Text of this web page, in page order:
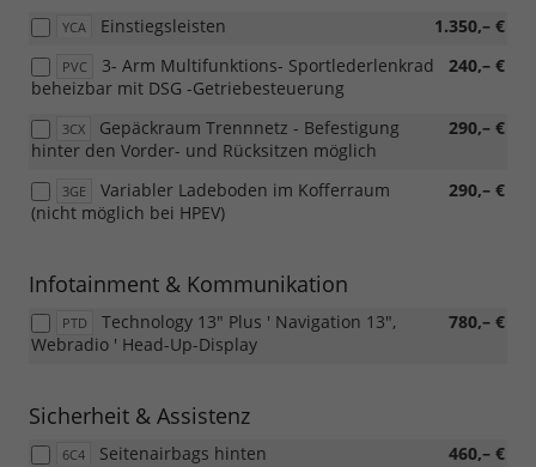
YCA 1.350,– €
Einstiegsleisten
PVC 240,– €
3- Arm Multifunktions- Sportlederlenkrad
beheizbar mit DSG -Getriebesteuerung
3CX 290,– €
Gepäckraum Trennnetz - Befestigung
hinter den Vorder- und Rücksitzen möglich
3GE 290,– €
Variabler Ladeboden im Kofferraum
(nicht möglich bei HPEV)
Infotainment & Kommunikation
PTD 780,– €
Technology 13" Plus ' Navigation 13",
Webradio ' Head-Up-Display
Sicherheit & Assistenz
6C4 460,– €
Seitenairbags hinten